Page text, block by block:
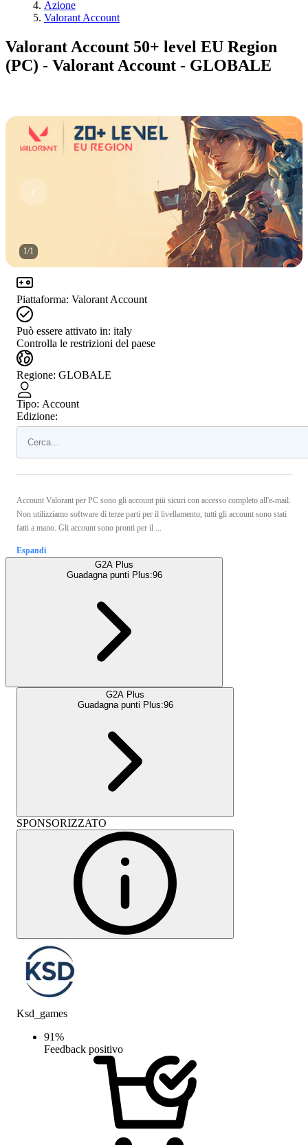
Azione
Valorant Account
Valorant Account 50+ level EU Region
(PC) - Valorant Account - GLOBALE
1/1
Piattaforma: Valorant Account
Può essere attivato in: italy
Controlla le restrizioni del paese
Regione: GLOBALE
Tipo: Account
Edizione:
Account Valorant per PC sono gli account più sicuri con accesso completo all'e-mail.
Non utilizziamo software di terze parti per il livellamento, tutti gli account sono stati
fatti a mano. Gli account sono pronti per il ...
Espandi
G2A Plus
Guadagna punti Plus:96
G2A Plus
Guadagna punti Plus:96
SPONSORIZZATO
Ksd_games
91%
Feedback positivo